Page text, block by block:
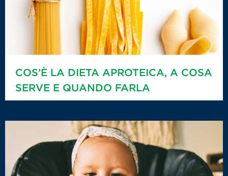
COS’È LA DIETA APROTEICA, A COSA
SERVE E QUANDO FARLA